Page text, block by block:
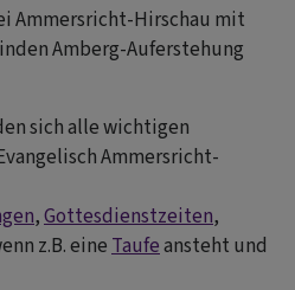
Ammersricht-Hirschau mit
Amberg-Auferstehung
sich alle wichtigen
Ammersricht-
,Gottesdienstzeiten,
z.B. eine Taufeansteht und